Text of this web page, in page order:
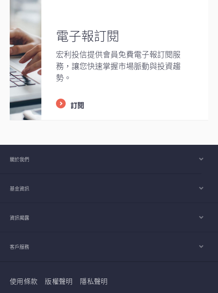
電子報訂閱
宏利投信提供會員免費電子報訂閱服
務，讓您快速掌握市場脈動與投資趨
勢。
訂閱
關於我們
基金資訊
資訊揭露
客戶服務
使用條款 版權聲明 隱私聲明